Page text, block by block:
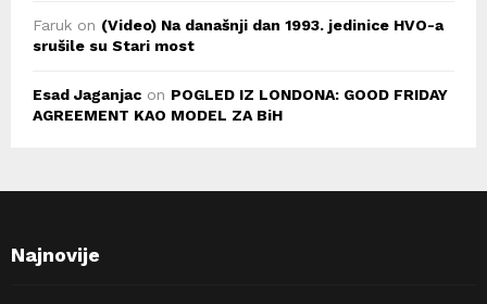
Faruk on (Video) Na današnji dan 1993. jedinice HVO-a
srušile su Stari most
Esad Jaganjac on POGLED IZ LONDONA: GOOD FRIDAY
AGREEMENT KAO MODEL ZA BiH
Najnovije